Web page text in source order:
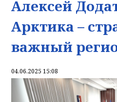
Алексей
Арктика –
важный
04.06.2025 15:08